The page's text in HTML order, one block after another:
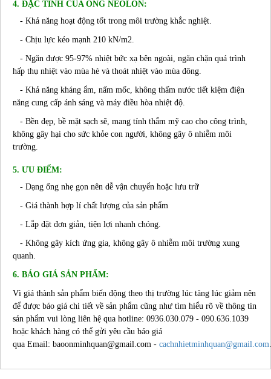
4. ĐẶC TÍNH CỦA ỐNG NEOLON:
- Khả năng hoạt động tốt trong môi trường khắc nghiệt.
- Chịu lực kéo mạnh 210 kN/m2.
- Ngăn được 95-97% nhiệt bức xạ bên ngoài, ngăn chặn quá trình
hấp thụ nhiệt vào mùa hè và thoát nhiệt vào mùa đông.
- Khả năng kháng ẩm, nấm mốc, không thấm nước tiết kiệm điện
năng cung cấp ánh sáng và máy điều hòa nhiệt độ.
- Bền đẹp, bề mặt sạch sẽ, mang tính thẩm mỹ cao cho công trình,
không gây hại cho sức khỏe con người, không gây ô nhiễm môi
trường.
5. ƯU ĐIỂM:
- Dạng ống nhẹ gọn nên dễ vận chuyển hoặc lưu trữ
- Giá thành hợp lí chất lượng của sản phẩm
- Lắp đặt đơn giản, tiện lợi nhanh chóng.
- Không gây kích ứng gia, không gây ô nhiễm môi trường xung
quanh.
6. BÁO GIÁ SẢN PHẨM:
Vì giá thành sản phẩm biến động theo thị trường lúc tăng lúc giảm nên
để được báo giá chi tiết về sản phẩm cũng như tìm hiểu rõ về thông tin
sản phẩm vui lòng liên hệ qua hotline: 0936.030.079 - 090.636.1039
hoặc khách hàng có thể gửi yêu cầu báo giá
qua Email: baoonminhquan@gmail.com - cachnhietminhquan@gmail.com.